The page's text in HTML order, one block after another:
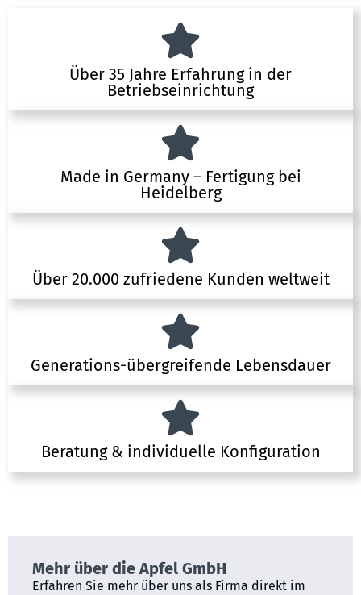
Über 35 Jahre Erfahrung in der
Betriebseinrichtung
Made in Germany – Fertigung bei
Heidelberg
Über 20.000 zufriedene Kunden weltweit
Generations-übergreifende Lebensdauer
Beratung & individuelle Konfiguration
Mehr über die Apfel GmbH
Erfahren Sie mehr über uns als Firma direkt im